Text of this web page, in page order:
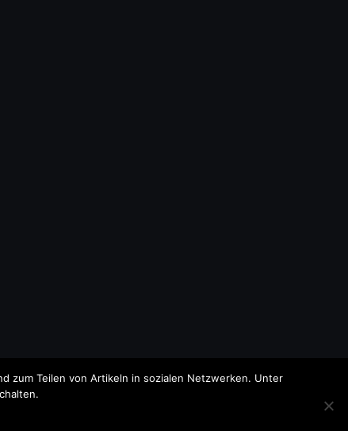
zum Teilen von Artikeln in sozialen Netzwerken. Unter